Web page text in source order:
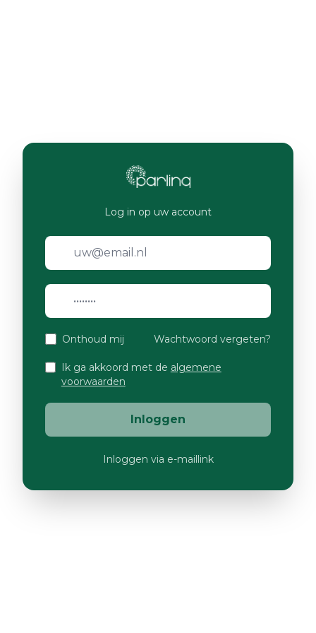
Log in op uw account
Onthoud mij Wachtwoord vergeten?
Ik ga akkoord met de algemene
voorwaarden
Inloggen
Inloggen via e-maillink